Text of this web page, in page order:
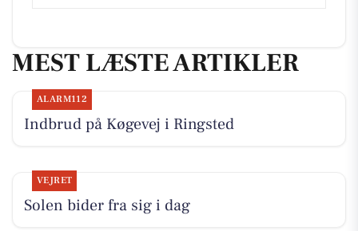
MEST LÆSTE ARTIKLER
ALARM112
Indbrud på Køgevej i Ringsted
VEJRET
Solen bider fra sig i dag